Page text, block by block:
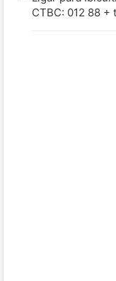
CTBC: 012 88 +